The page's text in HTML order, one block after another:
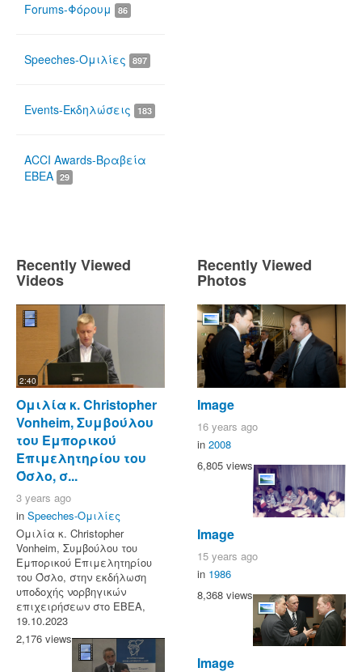
Forums-Φόρουμ 86
Speeches-Ομιλίες 897
Events-Εκδηλώσεις 183
ACCI Awards-Βραβεία
ΕΒΕΑ 29
Recently Viewed
Videos
2:40
Ομιλία κ. Christopher
Vonheim, Συμβούλου
του Εμπορικού
Επιμελητηρίου του
Όσλο, σ...
3 years ago
in Speeches-Ομιλίες
Ομιλία κ. Christopher
Vonheim, Συμβούλου του
Εμπορικού Επιμελητηρίου
του Όσλο, στην εκδήλωση
υποδοχής νορβηγικών
επιχειρήσεων στο ΕΒΕΑ,
19.10.2023
2,176 views
Recently Viewed
Photos
Image
16 years ago
in 2008
6,805 views
Image
15 years ago
in 1986
8,368 views
Image